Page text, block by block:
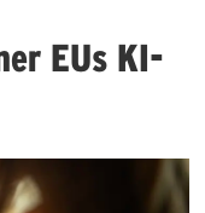
EUs KI-